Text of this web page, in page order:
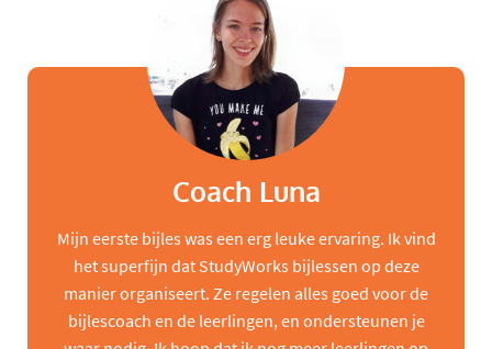
Coach Luna
Mijn eerste bijles was een erg leuke ervaring. Ik vind
het superfijn dat StudyWorks bijlessen op deze
manier organiseert. Ze regelen alles goed voor de
bijlescoach en de leerlingen, en ondersteunen je